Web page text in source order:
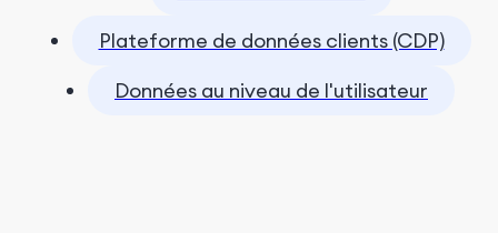
Plateforme de données clients (CDP)
Données au niveau de l'utilisateur